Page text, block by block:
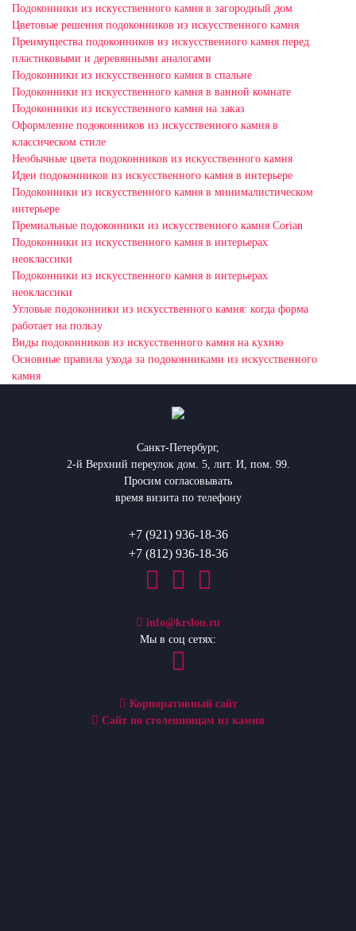
Подоконники из искусственного камня в загородный дом
Цветовые решения подоконников из искусственного камня
Преимущества подоконников из искусственного камня перед
пластиковыми и деревянными аналогами
Подоконники из искусственного камня в спальне
Подоконники из искусственного камня в ванной комнате
Подоконники из искусственного камня на заказ
Оформление подоконников из искусственного камня в
классическом стиле
Необычные цвета подоконников из искусственного камня
Идеи подоконников из искусственного камня в интерьере
Подоконники из искусственного камня в минималистическом
интерьере
Премиальные подоконники из искусственного камня Corian
Подоконники из искусственного камня в интерьерах
неоклассики
Подоконники из искусственного камня в интерьерах
неоклассики
Угловые подоконники из искусственного камня: когда форма
работает на пользу
Виды подоконников из искусственного камня на кухню
Основные правила ухода за подоконниками из искусственного
камня
Санкт-Петербург,
2-й Верхний переулок дом. 5, лит. И, пом. 99.
Просим согласовывать
время визита по телефону
+7 (921) 936-18-36
+7 (812) 936-18-36
info@krslon.ru
Мы в соц сетях:
Корпоративный сайт
Сайт по столешницам из камня